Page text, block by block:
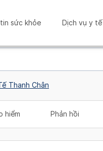
sức khỏe Dịch vụ y tế
Thanh Chân
hiểm Phản hồi